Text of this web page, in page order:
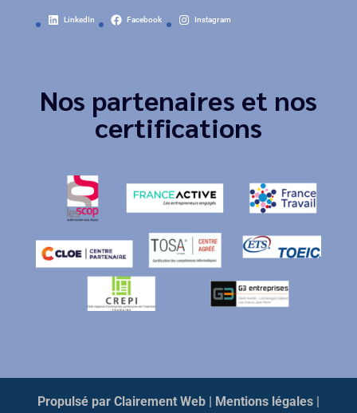
LinkedIn Facebook Instagram
Nos partenaires et nos
certifications
Propulsé par Clairement Web | Mentions légales|